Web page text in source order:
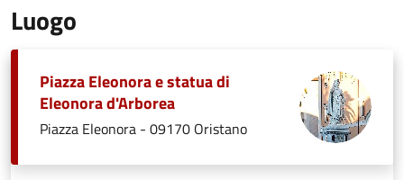
Luogo
Piazza Eleonora e statua di
Eleonora d'Arborea
Piazza Eleonora - 09170 Oristano